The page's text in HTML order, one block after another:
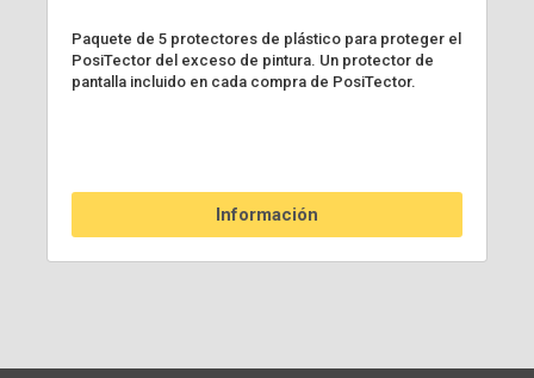
Paquete de 5 protectores de plástico para proteger el
PosiTector del exceso de pintura. Un protector de
pantalla incluido en cada compra de PosiTector.
Información